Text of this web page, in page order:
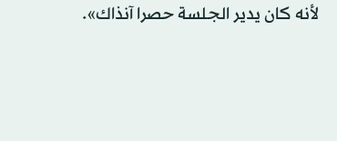
لأنه كان يدير الجلسة حصرا آنذاك».